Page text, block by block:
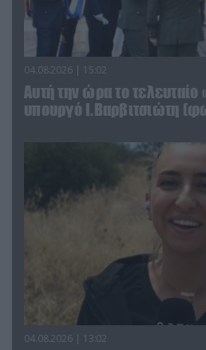
04.08.2026 | 15:02
Αυτή την ώρα το τελευταίο
υπουργό Ι.Βαρβιτσιώτη
04.08.2026 | 13:02